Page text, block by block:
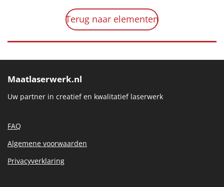
Terug naar elementen
Maatlaserwerk.nl
Uw partner in creatief en kwalitatief laserwerk
FAQ
Algemene voorwaarden
Privacyverklaring